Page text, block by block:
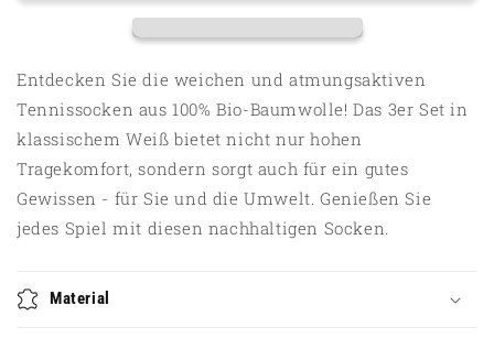
Entdecken Sie die weichen und atmungsaktiven
Tennissocken aus 100% Bio-Baumwolle! Das 3er Set in
klassischem Weiß bietet nicht nur hohen
Tragekomfort, sondern sorgt auch für ein gutes
Gewissen - für Sie und die Umwelt. Genießen Sie
jedes Spiel mit diesen nachhaltigen Socken.
Material